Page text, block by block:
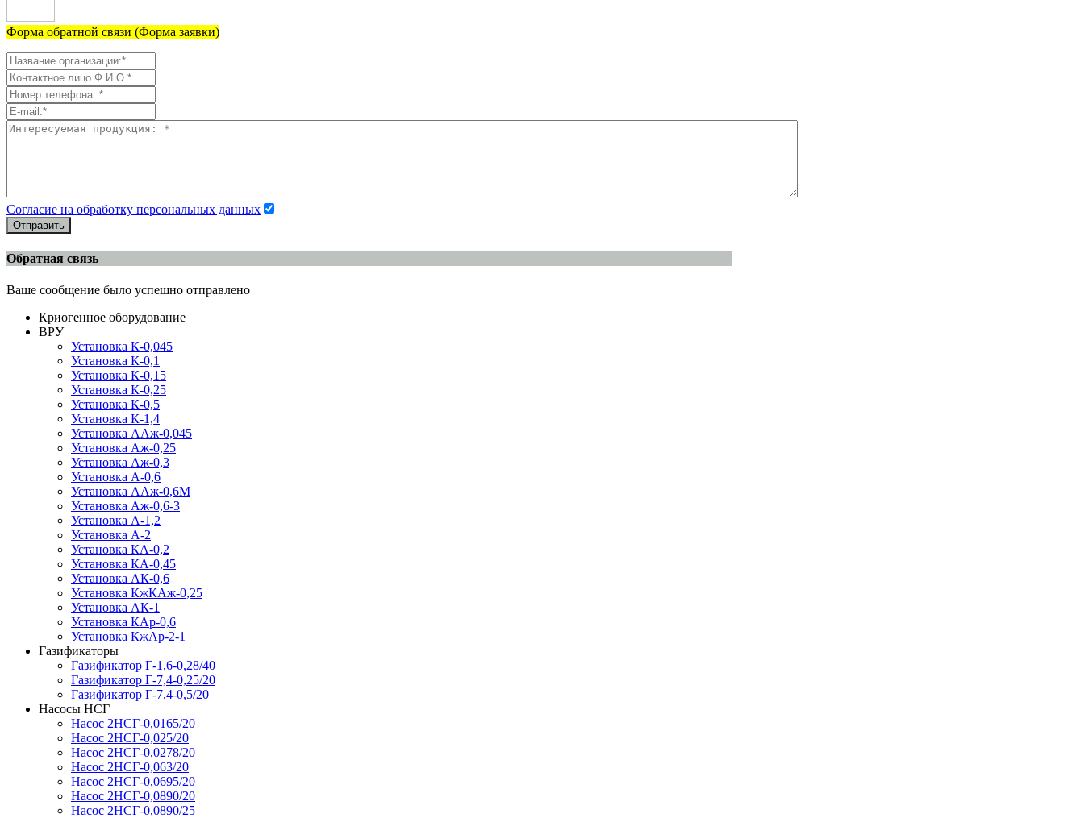
Форма обратной связи (Форма заявки)
Согласие на обработку персональных данных
Отправить
Обратная связь
Ваше сообщение было успешно отправлено
Криогенное оборудование
ВРУ
Установка К-0,045
Установка К-0,1
Установка К-0,15
Установка К-0,25
Установка К-0,5
Установка К-1,4
Установка ААж-0,045
Установка Аж-0,25
Установка Аж-0,3
Установка А-0,6
Установка ААж-0,6М
Установка Аж-0,6-3
Установка А-1,2
Установка А-2
Установка КА-0,2
Установка КА-0,45
Установка АК-0,6
Установка КжКАж-0,25
Установка АК-1
Установка КАр-0,6
Установка КжАр-2-1
Газификаторы
Газификатор Г-1,6-0,28/40
Газификатор Г-7,4-0,25/20
Газификатор Г-7,4-0,5/20
Насосы НСГ
Насос 2НСГ-0,0165/20
Насос 2НСГ-0,025/20
Насос 2НСГ-0,0278/20
Насос 2НСГ-0,063/20
Насос 2НСГ-0,0695/20
Насос 2НСГ-0,0890/20
Насос 2НСГ-0,0890/25